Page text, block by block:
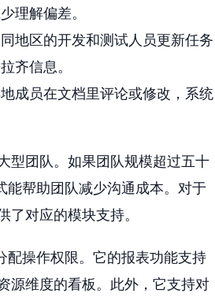
理解偏差。
地区的开发和测试人员更新任务
齐信息。
成员在文档里评论或修改，系统
型团队。如果团队规模超过五十
能帮助团队减少沟通成本。对于
对应的模块支持。
配操作权限。它的报表功能支持
源维度的看板。此外，它支持对